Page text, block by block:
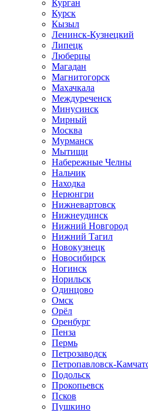
Курган
Курск
Кызыл
Ленинск-Кузнецкий
Липецк
Люберцы
Магадан
Магнитогорск
Махачкала
Междуреченск
Минусинск
Мирный
Москва
Мурманск
Мытищи
Набережные Челны
Нальчик
Находка
Нерюнгри
Нижневартовск
Нижнеудинск
Нижний Новгород
Нижний Тагил
Новокузнецк
Новосибирск
Ногинск
Норильск
Одинцово
Омск
Орёл
Оренбург
Пенза
Пермь
Петрозаводск
Петропавловск-
Подольск
Прокопьевск
Псков
Пушкино